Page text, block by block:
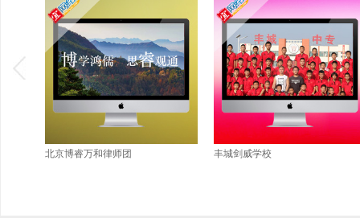
北京博睿万和律师团 丰城剑威学校